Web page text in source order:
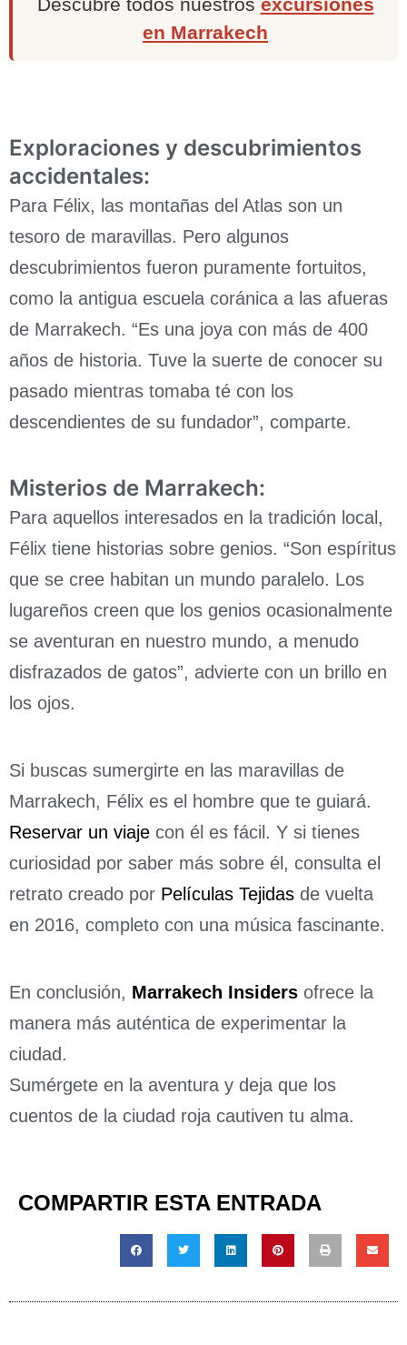
en Marrakech
Exploraciones y descubrimientos
accidentales:
Para Félix, las montañas del Atlas son un
tesoro de maravillas. Pero algunos
descubrimientos fueron puramente fortuitos,
como la antigua escuela coránica a las afueras
de Marrakech. “Es una joya con más de 400
años de historia. Tuve la suerte de conocer su
pasado mientras tomaba té con los
descendientes de su fundador”, comparte.
Misterios de Marrakech:
Para aquellos interesados en la tradición local,
Félix tiene historias sobre genios. “Son espíritus
que se cree habitan un mundo paralelo. Los
lugareños creen que los genios ocasionalmente
se aventuran en nuestro mundo, a menudo
disfrazados de gatos”, advierte con un brillo en
los ojos.
Si buscas sumergirte en las maravillas de
Marrakech, Félix es el hombre que te guiará.
Reservar un viaje con él es fácil. Y si tienes
curiosidad por saber más sobre él, consulta el
retrato creado por Películas Tejidas de vuelta
en 2016, completo con una música fascinante.
En conclusión, Marrakech Insiders ofrece la
manera más auténtica de experimentar la
ciudad.
Sumérgete en la aventura y deja que los
cuentos de la ciudad roja cautiven tu alma.
COMPARTIR ESTA ENTRADA